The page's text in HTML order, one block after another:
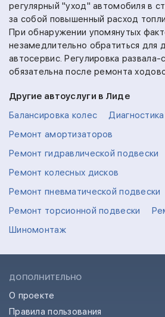
регулярный "уход" автомобиля в
за собой повышенный расход
При обнаружении упомянутых
незамедлительно обратиться для
автосервис. Регулировка
обязательна после ремонта
Другие автоуслуги в Лиде
Балансировка колес
Ремонт амортизаторов
Ремонт гидравлической подвески
Ремонт колесных дисков
Ремонт пневматической подвески
Ремонт торсионной подвески
Шиномонтаж
ДОПОЛНИТЕЛЬНО
О проекте
Правила пользования